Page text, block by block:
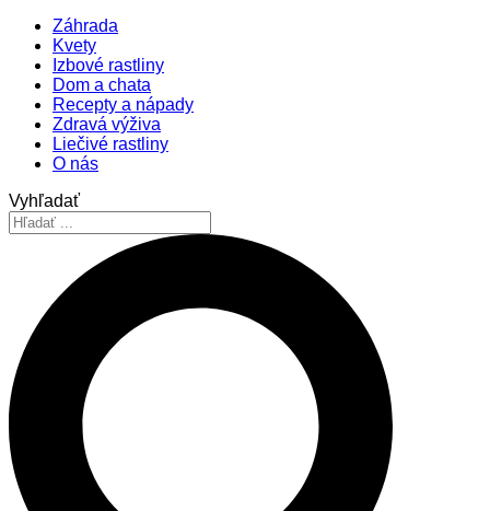
Záhrada
Kvety
Izbové rastliny
Dom a chata
Recepty a nápady
Zdravá výživa
Liečivé rastliny
O nás
Vyhľadať